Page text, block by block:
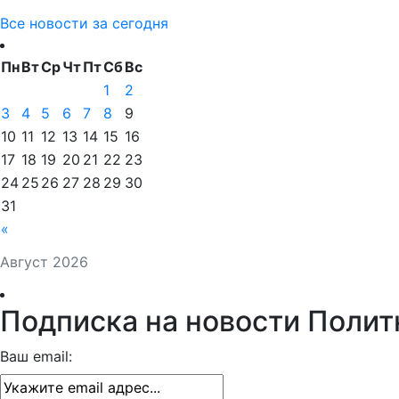
Все новости за сегодня
Август 2026
ПнВтСрЧтПтСбВс
«
1
2
3
4 5 6 7 8
9
10 11 12 13 14 15 16
17 18 19 20 21 22 23
24 25 26 27 28 29 30
31
Подписка на новости
Ваш email: